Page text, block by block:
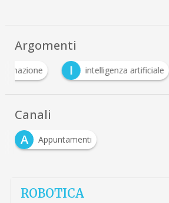
Argomenti
I intelligenza artificiale
Canali
A
Appuntamenti
ROBOTICA